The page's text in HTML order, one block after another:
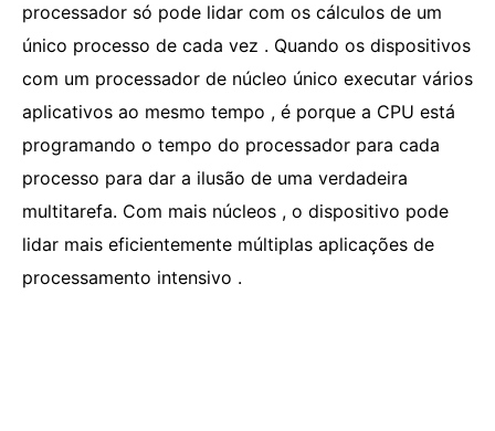
processador só pode lidar com os cálculos de um
único processo de cada vez . Quando os dispositivos
com um processador de núcleo único executar vários
aplicativos ao mesmo tempo , é porque a CPU está
programando o tempo do processador para cada
processo para dar a ilusão de uma verdadeira
multitarefa. Com mais núcleos , o dispositivo pode
lidar mais eficientemente múltiplas aplicações de
processamento intensivo .